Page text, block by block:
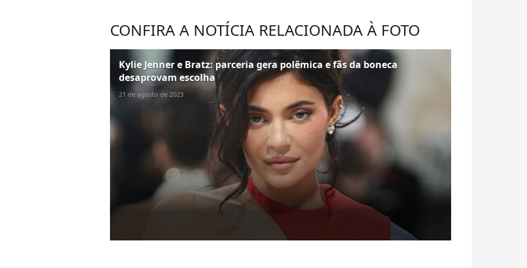
CONFIRA A NOTÍCIA RELACIONADA À FOTO
Kylie Jenner e Bratz: parceria gera polêmica e fãs da boneca
desaprovam escolha
21 de agosto de 2023